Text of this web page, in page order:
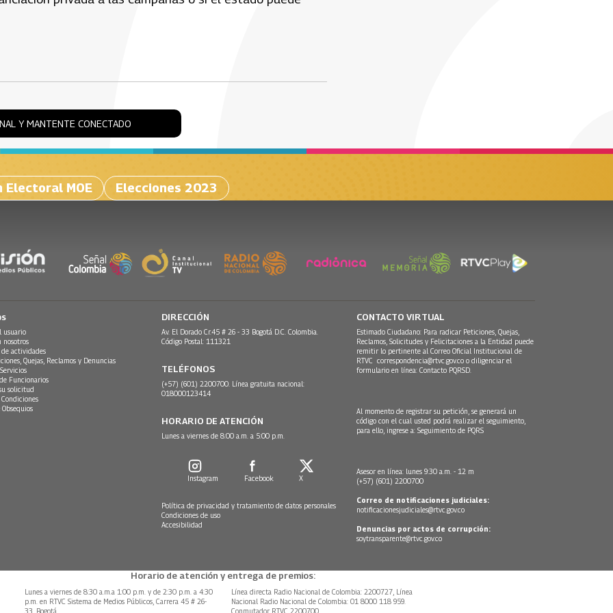
Y MANTENTE CONECTADO
Electoral MOE Elecciones 2023
usuario
nosotros
actividades
Quejas, Reclamos y Denuncias
Funcionarios
solicitud
DIRECCIÓN
Av. El Dorado Cr.45 # 26 - 33 Bogotá D.C. Colombia.
Código Postal: 111321
TELÉFONOS
(+57) (601) 2200700. Línea gratuita nacional:
018000123414
HORARIO DE ATENCIÓN
Lunes a viernes de 8:00 a.m. a 5:00 p.m.
Instagram Facebook X
Política de privacidad y tratamiento de datos personales
Condiciones de uso
Accesibilidad
CONTACTO VIRTUAL
Estimado Ciudadano: Para radicar Peticiones, Quejas,
Reclamos, Solicitudes y Felicitaciones a la Entidad puede
remitir lo pertinente al Correo Oficial Institucional de
RTVC correspondencia@rtvc.gov.co o diligenciar el
formulario en línea: Contacto PQRSD.
Al momento de registrar su petición, se generará un
código con el cual usted podrá realizar el seguimiento,
para ello, ingrese a: Seguimiento de PQRS
Asesor en línea: lunes 9:30 a.m. - 12 m
(+57) (601) 2200700
Correo de notificaciones judiciales:
notificacionesjudiciales@rtvc.gov.co
Denuncias por actos de corrupción:
soytransparente@rtvc.gov.co
Horario de atención y entrega de premios:
Lunes a viernes de 8:30 a.m.a 1:00 p.m. y de 2:30 p.m. a 4:30
p.m. en RTVC Sistema de Medios Públicos, Carrera 45 # 26-
33, Bogotá.
Línea directa Radio Nacional de Colombia: 2200727, Línea
Nacional Radio Nacional de Colombia: 01 8000 118 959.
Conmutador RTVC 2200700